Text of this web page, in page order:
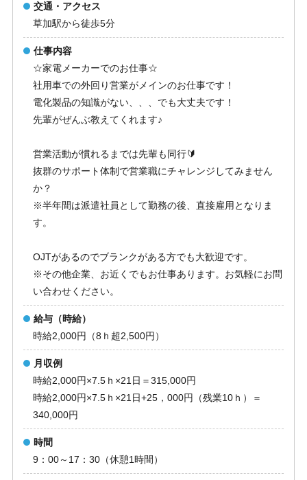
交通・アクセス
草加駅から徒歩5分
仕事内容
☆家電メーカーでのお仕事☆
社用車での外回り営業がメインのお仕事です！
電化製品の知識がない、、、でも大丈夫です！
先輩がぜんぶ教えてくれます♪
営業活動が慣れるまでは先輩も同行🔰
抜群のサポート体制で営業職にチャレンジしてみません
か？
※半年間は派遣社員として勤務の後、直接雇用となりま
す。
OJTがあるのでブランクがある方でも大歓迎です。
※その他企業、お近くでもお仕事あります。お気軽にお問
い合わせください。
給与（時給）
時給2,000円（8ｈ超2,500円）
月収例
時給2,000円×7.5ｈ×21日＝315,000円
時給2,000円×7.5ｈ×21日+25，000円（残業10ｈ）＝
340,000円
時間
9：00～17：30（休憩1時間）